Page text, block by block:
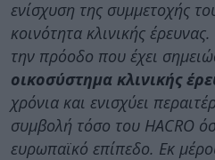
ενίσχυση της συμμετοχής
κοινότητα κλινικής
την πρόοδο που έχει
οικοσύστημα κλινικής
χρόνια και ενισχύει
συμβολή τόσο του HACRO
ευρωπαϊκό επίπεδο. Εκ